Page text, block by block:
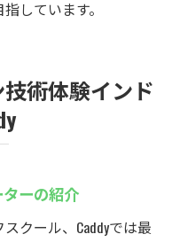
しています。
術体験インド
ーの紹介
クール、Caddyでは最